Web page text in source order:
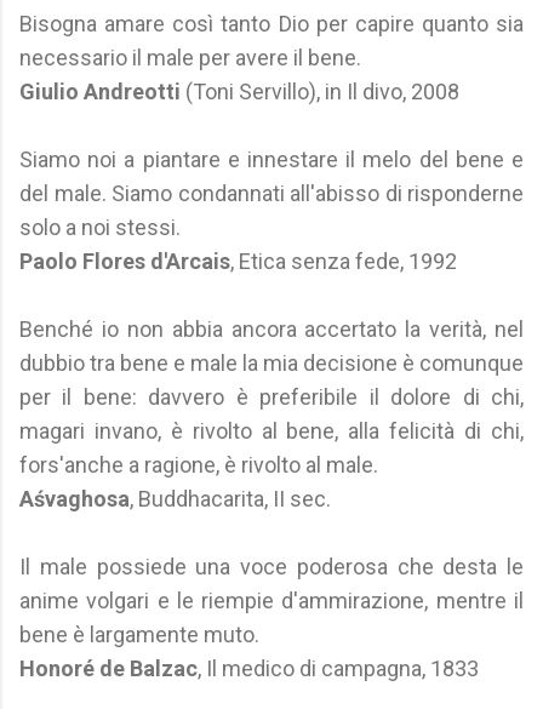
Bisogna amare così tanto Dio per capire quanto sia
necessario il male per avere il bene.
Giulio Andreotti (Toni Servillo), in Il divo, 2008
Siamo noi a piantare e innestare il melo del bene e
del male. Siamo condannati all'abisso di risponderne
solo a noi stessi.
Paolo Flores d'Arcais, Etica senza fede, 1992
Benché io non abbia ancora accertato la verità, nel
dubbio tra bene e male la mia decisione è comunque
per il bene: davvero è preferibile il dolore di chi,
magari invano, è rivolto al bene, alla felicità di chi,
fors'anche a ragione, è rivolto al male.
Aśvaghosa, Buddhacarita, II sec.
Il male possiede una voce poderosa che desta le
anime volgari e le riempie d'ammirazione, mentre il
bene è largamente muto.
Honoré de Balzac, Il medico di campagna, 1833